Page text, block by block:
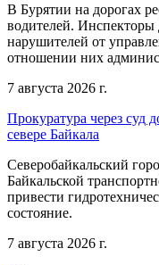
В Бурятии на дорогах
водителей.
нарушителей от
отношении них
7 августа 2026 г.
Прокуратура через суд
севере Байкала
Северобайкальский
Байкальской
привести
состояние.
7 августа 2026 г.